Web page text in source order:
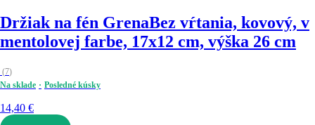
Držiak na fén GrenaBez vŕtania, kovový, v
mentolovej farbe, 17x12 cm, výška 26 cm
(7)
Na sklade
Posledné kúsky
14,40 €